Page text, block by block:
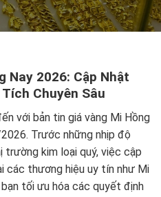
Nay 2026: Cập Nhật
Chuyên Sâu
với bản tin giá vàng Mi Hồng
Trước những nhịp độ
kim loại quý, việc cập
các thương hiệu uy tín như Mi
tối ưu hóa các quyết định